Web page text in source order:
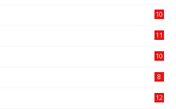
10
11
10
8
12